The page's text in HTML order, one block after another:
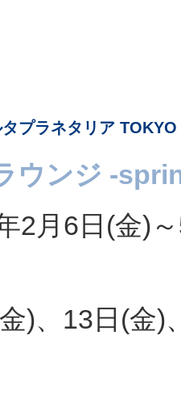
プラネタリア TOKYO
ウンジ -
2月6日(金)
金)、13日(金